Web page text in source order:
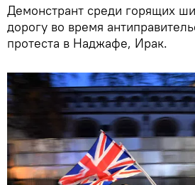
Демонстрант среди горящих
дорогу во время
протеста в Наджафе, Ирак.